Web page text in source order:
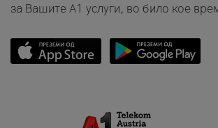
за Вашите A1 услуги, во било кое